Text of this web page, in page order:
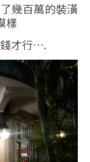
幾百萬的裝潢
樣
才行….